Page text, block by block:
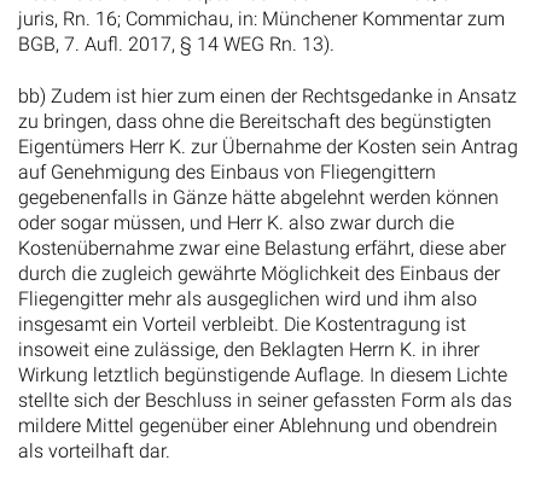
bb) Zudem ist hier zum einen der Rechtsgedanke in Ansatz
Eigentümers Herr K. zur Übernahme der Kosten sein Antrag
auf Genehmigung des Einbaus von Fliegengittern
gegebenenfalls in Gänze hätte abgelehnt werden können
oder sogar müssen, und Herr K. also zwar durch die
Kostenübernahme zwar eine Belastung erfährt, diese aber
durch die zugleich gewährte Möglichkeit des Einbaus der
Fliegengitter mehr als ausgeglichen wird und ihm also
insgesamt ein Vorteil verbleibt. Die Kostentragung ist
insoweit eine zulässige, den Beklagten Herrn K. in ihrer
Wirkung letztlich begünstigende Auflage. In diesem Lichte
stellte sich der Beschluss in seiner gefassten Form als das
mildere Mittel gegenüber einer Ablehnung und obendrein
als vorteilhaft dar.
cc) Zum anderen ist nicht erkennbar, inwieweit die vom